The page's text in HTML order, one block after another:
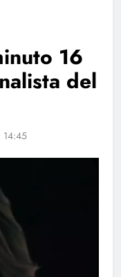
16
del
14:45